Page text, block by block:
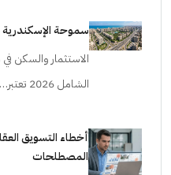
سموحة الإسكندرية 2026 | تحديث الأسعار والمشاريع
الاستثمار والسكن
الشامل 2026 تعتبر…
أخطاء التسويق
المصطلحات